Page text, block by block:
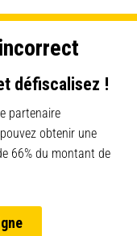
défiscalisez !
partenaire
obtenir une
66% du montant de